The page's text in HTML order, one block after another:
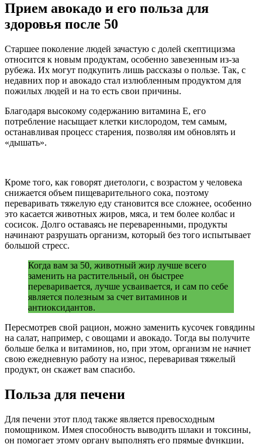
Прием авокадо и его польза для
здоровья после 50
Старшее поколение людей зачастую с долей скептицизма
относится к новым продуктам, особенно завезенным из-за
рубежа. Их могут подкупить лишь рассказы о пользе. Так, с
недавних пор и авокадо стал излюбленным продуктом для
пожилых людей и на то есть свои причины.
Благодаря высокому содержанию витамина Е, его
потребление насыщает клетки кислородом, тем самым,
останавливая процесс старения, позволяя им обновлять и
«дышать».
Кроме того, как говорят диетологи, с возрастом у человека
снижается объем пищеварительного сока, поэтому
переваривать тяжелую еду становится все сложнее, особенно
это касается животных жиров, мяса, и тем более колбас и
сосисок. Долго оставаясь не переваренными, продукты
начинают разрушать организм, который без того испытывает
большой стресс.
Когда вам за 50, животный жир лучше всего
заменить на растительный, он быстрее
переваривается, лучше усваивается, и сам по себе
является полезным за счет витаминов и
антиоксидантов.
Пересмотрев свой рацион, можно заменить кусочек говядины
на салат, например, с овощами и авокадо. Тогда вы получите
больше белка и витаминов, но, при этом, организм не начнет
свою ежедневную работу на износ, переваривая тяжелый
продукт, он скажет вам спасибо.
Польза для печени
Для печени этот плод также является превосходным
помощником. Имея способность выводить шлаки и токсины,
он помогает этому органу выполнять его прямые функции,